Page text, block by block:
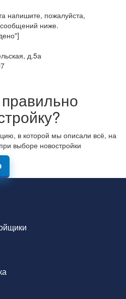
напишите, пожалуйста,
ниже.
д.5а
в которой мы описали всё, на
выборе новостройки